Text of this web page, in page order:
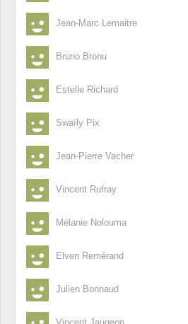
Jean-Marc Lemaitre
Bruno Bronu
Estelle Richard
Swaïly Pix
Jean-Pierre Vacher
Vincent Rufray
Mélanie Nolouma
Elven Remérand
Julien Bonnaud